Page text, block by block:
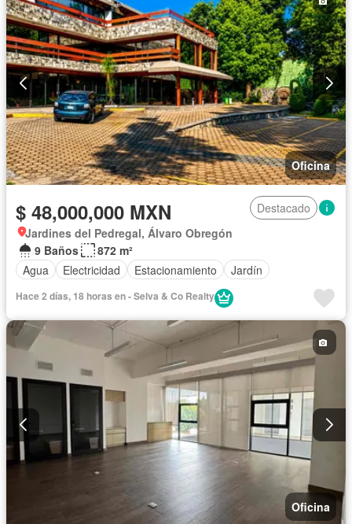
Oficina
$ 48,000,000 MXN
Destacado
Jardines del Pedregal, Álvaro Obregón
9 Baños
872 m²
Agua
Electricidad Estacionamiento Jardín
Hace 2 días, 18 horas en - Selva & Co Realty
Oficina